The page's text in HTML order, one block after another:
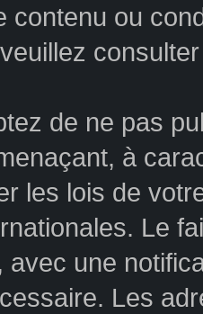
contenu ou
de ne pas
à
les lois de
Le
avec une
Les